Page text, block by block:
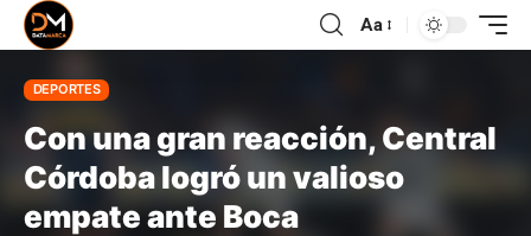
Aa
DEPORTES
Con una gran reacción, Central
Córdoba logró un valioso
empate ante Boca